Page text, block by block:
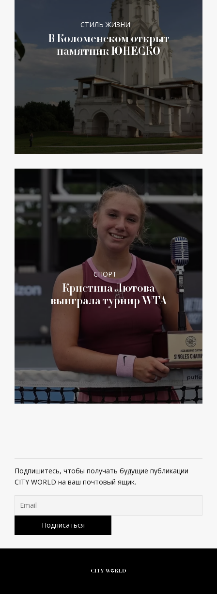
СТИЛЬ ЖИЗНИ
В Коломенском открыт
памятник ЮНЕСКО
СПОРТ
Кристина Лютова
выиграла турнир WTA
Подпишитесь, чтобы получать будущие публикации
CITY WORLD на ваш почтовый ящик.